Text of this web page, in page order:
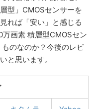
型」CMOSセンサーを
れば「安い」と感じる
画素 積層型CMOSセン
のなのか？今後のレビ
と思います。